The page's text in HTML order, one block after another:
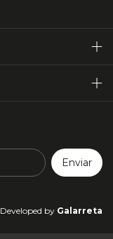
Developed by Galarreta